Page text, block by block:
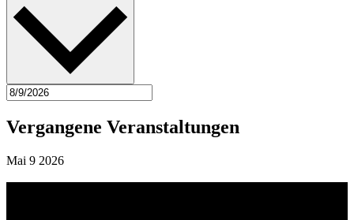
Vergangene Veranstaltungen
Mai 9 2026